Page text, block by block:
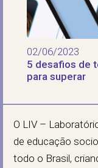
02/06/2023
5 desafios de
para superar
O LIV –
de educação
todo o Brasil,